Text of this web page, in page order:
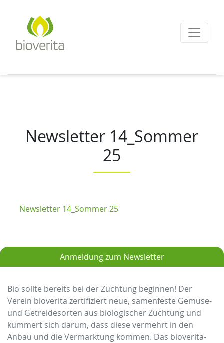
Von der Züchtung bis
Newsletter 14_Sommer
25
Newsletter 14_Sommer 25
Anmeldung zum Newsletter
Bio sollte bereits bei der Züchtung beginnen! Der
Verein bioverita zertifiziert neue, samenfeste Gemüse-
und Getreidesorten aus biologischer Züchtung und
kümmert sich darum, dass diese vermehrt in den
Anbau und die Vermarktung kommen. Das bioverita-